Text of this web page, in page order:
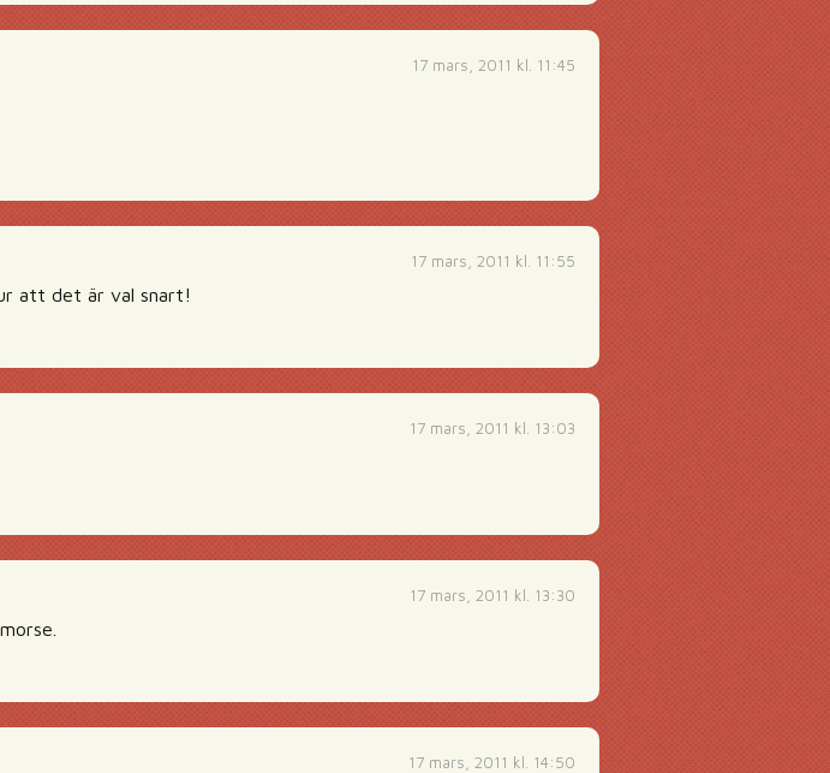
17 mars, 2011 kl. 11:45
17 mars, 2011 kl. 11:55
att det är val snart!
17 mars, 2011 kl. 13:03
17 mars, 2011 kl. 13:30
17 mars, 2011 kl. 14:50